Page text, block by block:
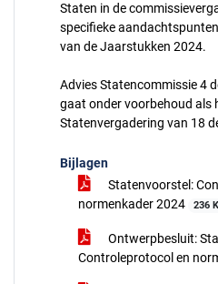
Staten in de
specifieke
van de Jaarstukken 2024.
Advies Statencommissie 4
gaat onder voorbehoud als
Statenvergadering van 18
Bijlagen
Statenvoorstel:
normenkader 2024
236
Ontwerpbesluit:
Controleprotocol en